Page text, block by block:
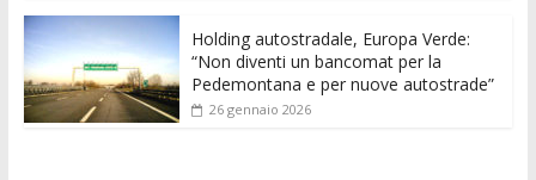
Holding autostradale, Europa Verde:
“Non diventi un bancomat per la
Pedemontana e per nuove autostrade”
26 gennaio 2026